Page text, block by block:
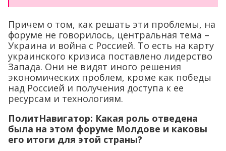
Причем о том, как решать эти проблемы, на
форуме не говорилось, центральная тема –
Украина и война с Россией. То есть на карту
украинского кризиса поставлено лидерство
Запада. Они не видят иного решения
экономических проблем, кроме как победы
над Россией и получения доступа к ее
ресурсам и технологиям.
ПолитНавигатор: Какая роль отведена
была на этом форуме Молдове и каковы
его итоги для этой страны?